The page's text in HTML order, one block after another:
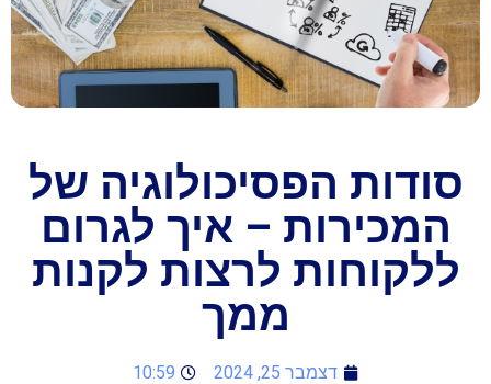
סודות הפסיכולוגיה של
המכירות – איך לגרום
ללקוחות לרצות לקנות
ממך
דצמבר 25, 2024 10:59